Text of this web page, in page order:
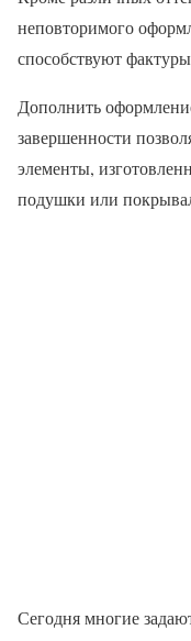
неповторимого
способствуют
Дополнить
завершенности
элементы,
подушки или
Сегодня многие